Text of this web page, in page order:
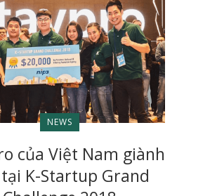
NEWS
của Việt Nam giành
K-Startup Grand